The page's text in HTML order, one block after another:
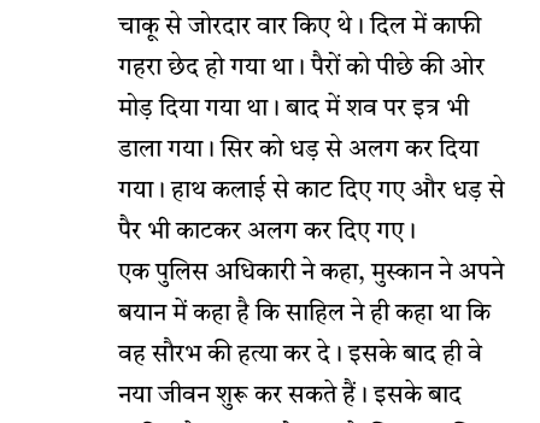
चाकू से जोरदार वार किए थे। दिल में काफी
गहरा छेद हो गया था। पैरों को पीछे की ओर
मोड़ दिया गया था। बाद में शव पर इत्र भी
डाला गया। सिर को धड़ से अलग कर दिया
गया। हाथ कलाई से काट दिए गए और धड़ से
पैर भी काटकर अलग कर दिए गए।
एक पुलिस अधिकारी ने कहा, मुस्कान ने अपने
बयान में कहा है कि साहिल ने ही कहा था कि
वह सौरभ की हत्या कर दे। इसके बाद ही वे
नया जीवन शुरू कर सकते हैं। इसके बाद